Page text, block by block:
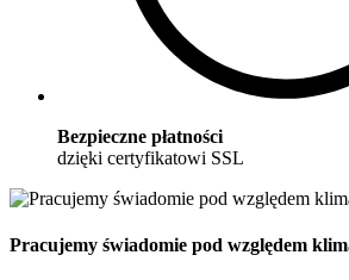
Bezpieczne płatności
dzięki certyfikatowi SSL
Pracujemy świadomie pod względem